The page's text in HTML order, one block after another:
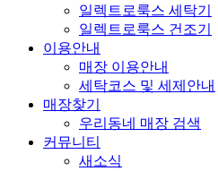
일렉트로룩스 세탁기
일렉트로룩스 건조기
이용안내
매장 이용안내
세탁코스 및 세제안내
매장찾기
우리동네 매장 검색
커뮤니티
새소식